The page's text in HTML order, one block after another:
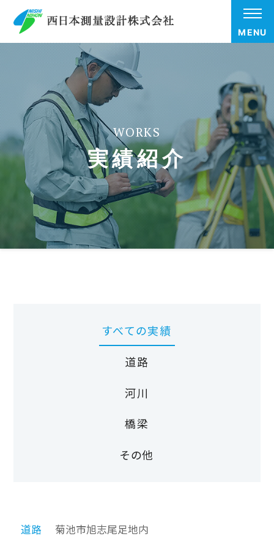
MENU
実績紹介
WORKS
すべての実績
道路
河川
橋梁
その他
道路 菊池市旭志尾足地内